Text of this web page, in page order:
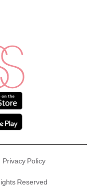
Privacy Policy
Reserved